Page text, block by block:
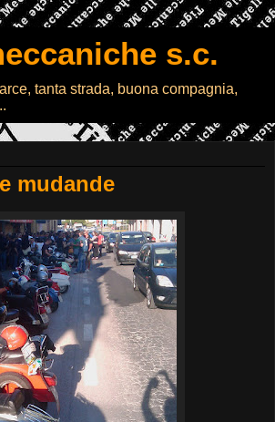
s.c.
tanta strada, buona compagnia,
mudande